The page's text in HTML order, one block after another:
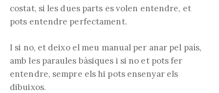
costat, si les dues parts es volen entendre, et
pots entendre perfectament.
I si no, et deixo el meu manual per anar pel país,
amb les paraules bàsiques i si no et pots fer
entendre, sempre els hi pots ensenyar els
dibuixos.